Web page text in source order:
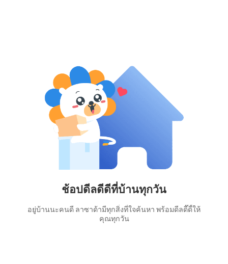
ช้อปดีลดีดีที่บ้านทุกวัน
อยู่บ้านนะคนดี ลาซาด้ามีทุกสิ่งที่ใจค้นหา พร้อมดีลดี๊ดี้ให้
คุณทุกวัน